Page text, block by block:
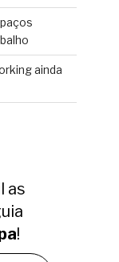
ainda
as
!